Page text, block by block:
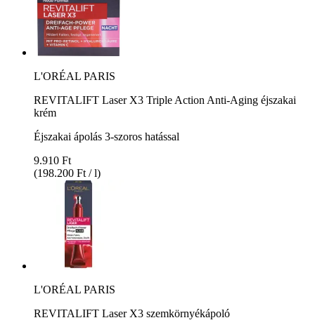
L'ORÉAL PARIS
REVITALIFT Laser X3 Triple Action Anti-Aging éjszakai
krém
Éjszakai ápolás 3-szoros hatással
9.910 Ft
(198.200 Ft / l)
L'ORÉAL PARIS
REVITALIFT Laser X3 szemkörnyékápoló